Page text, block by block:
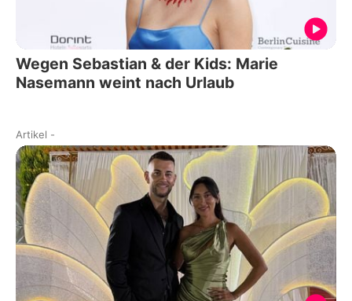
Wegen Sebastian & der Kids: Marie
Nasemann weint nach Urlaub
Artikel -